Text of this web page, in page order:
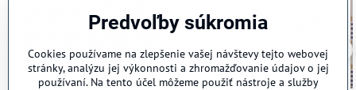
Predvoľby súkromia
Cookies používame na zlepšenie vašej návštevy tejto webovej
stránky, analýzu jej výkonnosti a zhromažďovanie údajov o jej
používaní. Na tento účel môžeme použiť nástroje a služby